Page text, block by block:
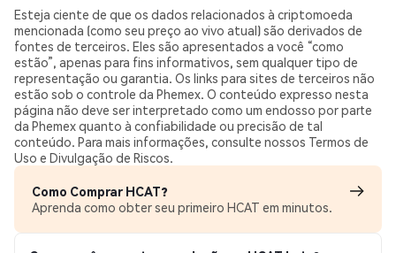
Esteja ciente de que os dados relacionados à criptomoeda
mencionada (como seu preço ao vivo atual) são derivados de
fontes de terceiros. Eles são apresentados a você “como
estão”, apenas para fins informativos, sem qualquer tipo de
representação ou garantia. Os links para sites de terceiros não
estão sob o controle da Phemex. O conteúdo expresso nesta
página não deve ser interpretado como um endosso por parte
da Phemex quanto à confiabilidade ou precisão de tal
conteúdo. Para mais informações, consulte nossos Termos de
Uso e Divulgação de Riscos.
Como Comprar HCAT?
Aprenda como obter seu primeiro HCAT em minutos.